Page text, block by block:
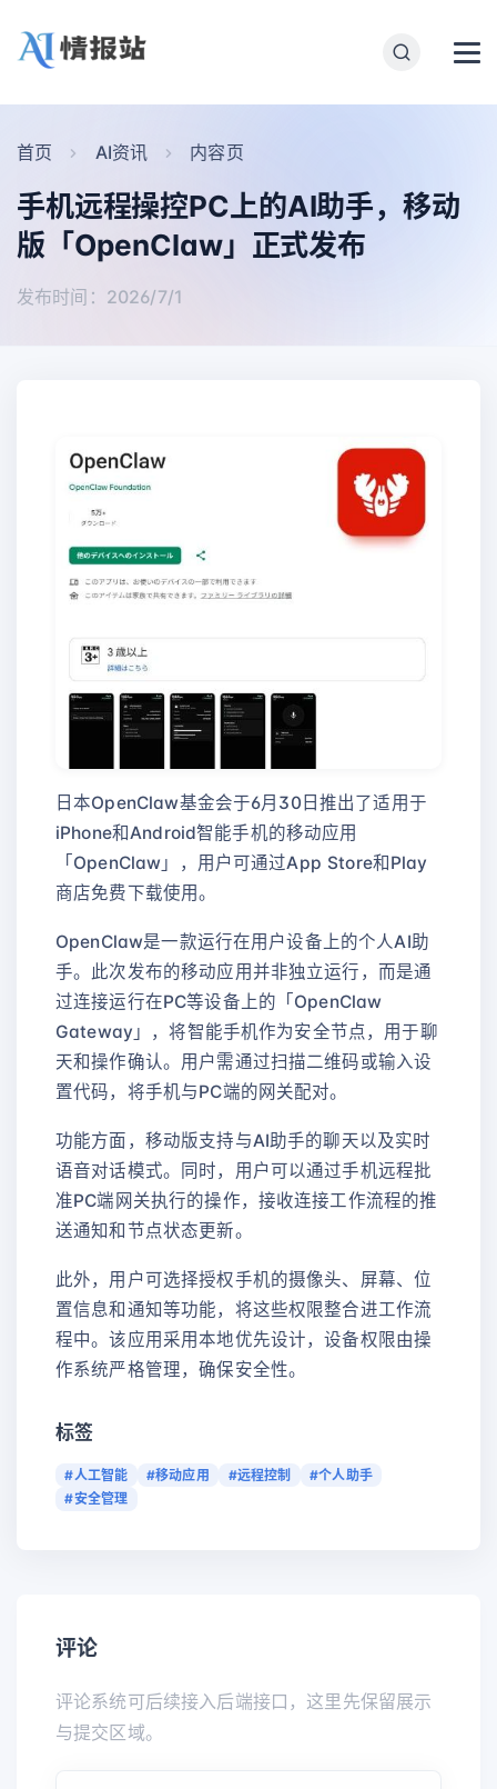
首页 AI资讯 内容页
手机远程操控PC上的AI助手，移动
版「OpenClaw」正式发布
发布时间：2026/7/1
日本OpenClaw基金会于6月30日推出了适用于
iPhone和Android智能手机的移动应用
「OpenClaw」，用户可通过App Store和Play
商店免费下载使用。
OpenClaw是一款运行在用户设备上的个人AI助
手。此次发布的移动应用并非独立运行，而是通
过连接运行在PC等设备上的「OpenClaw
Gateway」，将智能手机作为安全节点，用于聊
天和操作确认。用户需通过扫描二维码或输入设
置代码，将手机与PC端的网关配对。
功能方面，移动版支持与AI助手的聊天以及实时
语音对话模式。同时，用户可以通过手机远程批
准PC端网关执行的操作，接收连接工作流程的推
送通知和节点状态更新。
此外，用户可选择授权手机的摄像头、屏幕、位
置信息和通知等功能，将这些权限整合进工作流
程中。该应用采用本地优先设计，设备权限由操
作系统严格管理，确保安全性。
标签
#人工智能 #移动应用 #远程控制
#个人助手
#安全管理
评论
评论系统可后续接入后端接口，这里先保留展示
与提交区域。